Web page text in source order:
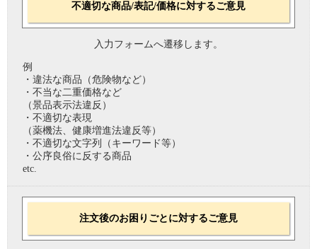
不適切な商品/表記/価格に対するご意見
入力フォームへ遷移します。
例
・違法な商品（危険物など）
・不当な二重価格など
（景品表示法違反）
・不適切な表現
（薬機法、健康増進法違反等）
・不適切な文字列（キーワード等）
・公序良俗に反する商品
etc.
注文後のお困りごとに対するご意見